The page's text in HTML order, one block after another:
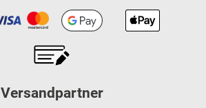
Versandpartner